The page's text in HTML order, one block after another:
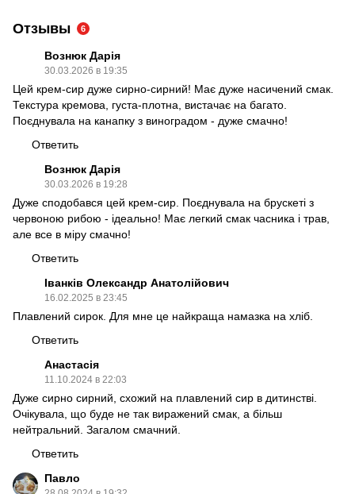
Отзывы 6
Вознюк Дарія
30.03.2026 в 19:35
Цей крем-сир дуже сирно-сирний! Має дуже насичений смак.
Текстура кремова, густа-плотна, вистачає на багато.
Поєднувала на канапку з виноградом - дуже смачно!
Ответить
Вознюк Дарія
30.03.2026 в 19:28
Дуже сподобався цей крем-сир. Поєднувала на брускеті з
червоною рибою - ідеально! Має легкий смак часника і трав,
але все в міру смачно!
Ответить
Іванків Олександр Анатолійович
16.02.2025 в 23:45
Плавлений сирок. Для мне це найкраща намазка на хліб.
Ответить
Анастасія
11.10.2024 в 22:03
Дуже сирно сирний, схожий на плавлений сир в дитинстві.
Очікувала, що буде не так виражений смак, а більш
нейтральний. Загалом смачний.
Ответить
Павло